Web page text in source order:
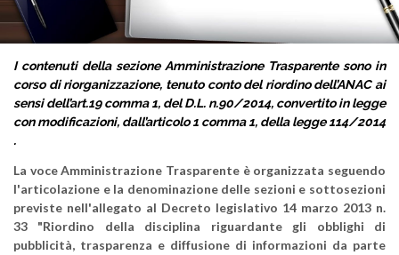
I contenuti della sezione Amministrazione Trasparente sono in
corso di riorganizzazione, tenuto conto del riordino dell’ANAC ai
sensi dell’art.19 comma 1, del D.L. n.90/2014, convertito in legge
con modificazioni, dall’articolo 1 comma 1, della legge 114/2014
.
La voce Amministrazione Trasparente è organizzata seguendo
l'articolazione e la denominazione delle sezioni e sottosezioni
previste nell'allegato al Decreto legislativo 14 marzo 2013 n.
33 "Riordino della disciplina riguardante gli obblighi di
pubblicità, trasparenza e diffusione di informazioni da parte